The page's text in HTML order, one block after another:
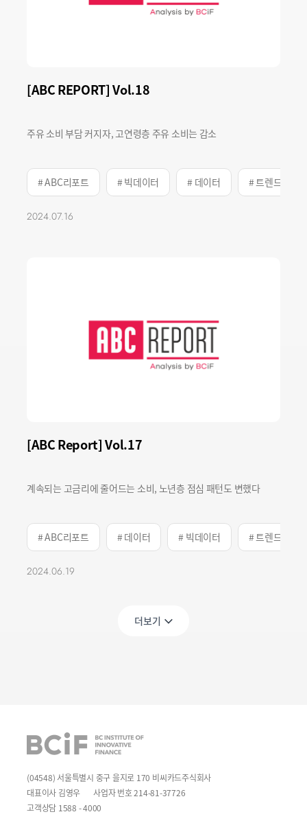
[ABC REPORT] Vol.18
주유 소비 부담 커지자, 고연령층 주유 소비는 감소
# ABC리포트 # 빅데이터 # 데이터 # 트렌드
2024.07.16
[ABC Report] Vol.17
계속되는 고금리에 줄어드는 소비, 노년층 점심 패턴도 변했다
# ABC리포트 # 데이터 # 빅데이터 # 트렌드
2024.06.19
더보기
BCIF
(04548) 서울특별시 중구 을지로 170 비씨카드주식회사
대표이사 김영우
사업자 번호 214-81-37726
고객상담 1588 - 4000